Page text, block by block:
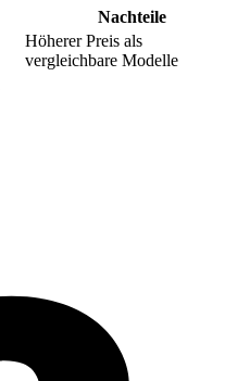
Nachteile
Höherer Preis als
vergleichbare Modelle